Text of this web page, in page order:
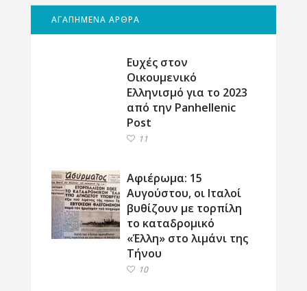
ΑΓΑΠΗΜΕΝΑ ΑΡΘΡΑ
Ευχές στον
Οικουμενικό
Ελληνισμό για το 2023
από την Panhellenic
Post
11
Αφιέρωμα: 15
Αυγούστου, οι Ιταλοί
βυθίζουν με τορπίλη
το καταδρομικό
«Έλλη» στο λιμάνι της
Τήνου
10